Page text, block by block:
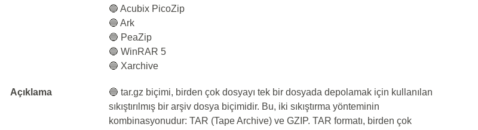
🔵 Acubix PicoZip
🔵 Ark
🔵 PeaZip
🔵 WinRAR 5
🔵 Xarchive
Açıklama
🔵 tar.gz biçimi, birden çok dosyayı tek bir dosyada depolamak için kullanılan
sıkıştırılmış bir arşiv dosya biçimidir. Bu, iki sıkıştırma yönteminin
kombinasyonudur: TAR (Tape Archive) ve GZIP. TAR formatı, birden çok